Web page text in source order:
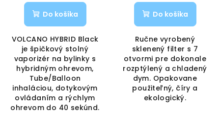
Do košíka
VOLCANO HYBRID Black
je špičkový stolný
vaporizér na bylinky s
hybridným ohrevom,
Tube/Balloon
inhaláciou, dotykovým
ovládaním a rýchlym
ohrevom do 40 sekúnd.
Do košíka
Ručne vyrobený
sklenený filter s 7
otvormi pre dokonale
rozptýlený a chladený
dym. Opakovane
použiteľný, číry a
ekologický.